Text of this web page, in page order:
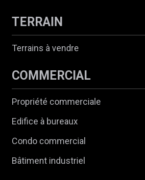
TERRAIN
Terrains à vendre
COMMERCIAL
Propriété commerciale
Edifice à bureaux
Condo commercial
Bâtiment industriel